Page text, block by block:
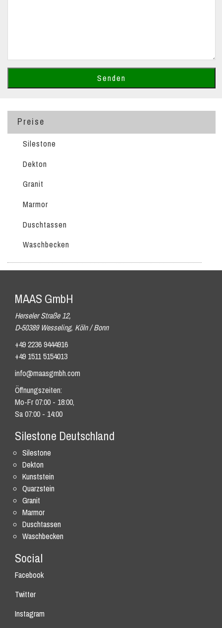
Preise
Silestone
Dekton
Granit
Marmor
Duschtassen
Waschbecken
MAAS GmbH
Herseler Straße 12,
D-50389 Wesseling, Köln / Bonn
+49 2236 9444916
+49 1511 5154013
info@maasgmbh.com
Öffnungszeiten:
Mo-Fr 07:00 - 18:00,
Sa 07:00 - 14:00
Silestone Deutschland
Silestone
Dekton
Kunststein
Quarzstein
Granit
Marmor
Duschtassen
Waschbecken
Social
Facebook
Twitter
Instagram